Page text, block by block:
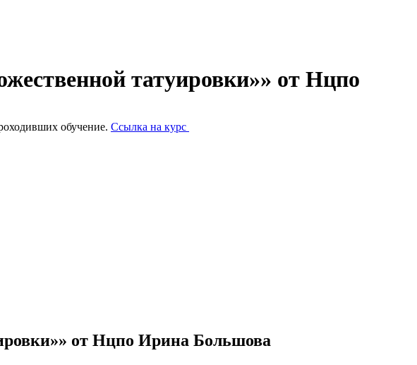
татуировки»» от Нцпо
обучение. Ссылка на курс
от Нцпо Ирина Большова